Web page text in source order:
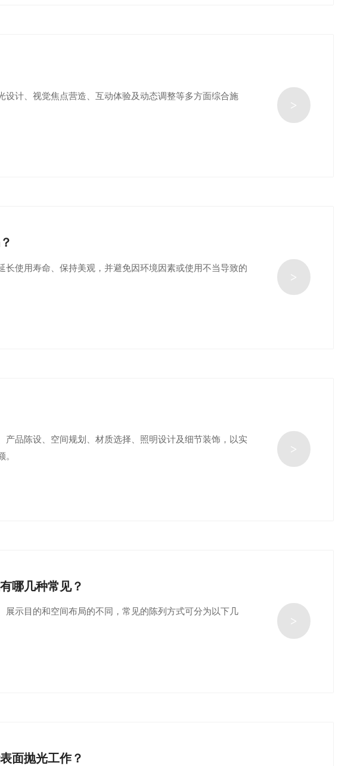
计、视觉焦点营造、互动体验及动态调整等多方面综合施
>
使用寿命、保持美观，并避免因环境因素或使用不当导致的
>
品陈设、空间规划、材质选择、照明设计及细节装饰，以实
>
哪几种常见？
展示目的和空间布局的不同，常见的陈列方式可分为以下几
>
面抛光工作？